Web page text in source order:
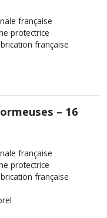
française
protectrice
française
– 16
française
protectrice
française